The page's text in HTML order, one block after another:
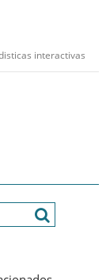
interactivas